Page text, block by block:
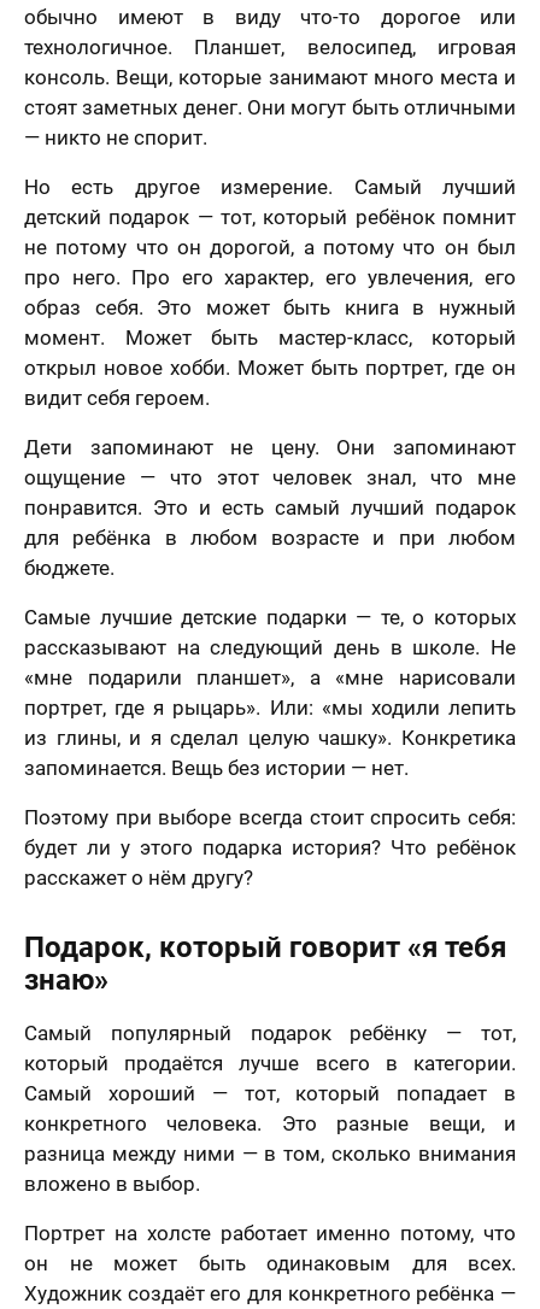
обычно имеют в виду что-то дорогое или
технологичное. Планшет, велосипед, игровая
консоль. Вещи, которые занимают много места и
стоят заметных денег. Они могут быть отличными
— никто не спорит.
Но есть другое измерение. Самый лучший
детский подарок — тот, который ребёнок помнит
не потому что он дорогой, а потому что он был
про него. Про его характер, его увлечения, его
образ себя. Это может быть книга в нужный
момент. Может быть мастер-класс, который
открыл новое хобби. Может быть портрет, где он
видит себя героем.
Дети запоминают не цену. Они запоминают
ощущение — что этот человек знал, что мне
понравится. Это и есть самый лучший подарок
для ребёнка в любом возрасте и при любом
бюджете.
Самые лучшие детские подарки — те, о которых
рассказывают на следующий день в школе. Не
«мне подарили планшет», а «мне нарисовали
портрет, где я рыцарь». Или: «мы ходили лепить
из глины, и я сделал целую чашку». Конкретика
запоминается. Вещь без истории — нет.
Поэтому при выборе всегда стоит спросить себя:
будет ли у этого подарка история? Что ребёнок
расскажет о нём другу?
Подарок, который говорит «я тебя
знаю»
Самый популярный подарок ребёнку — тот,
который продаётся лучше всего в категории.
Самый хороший — тот, который попадает в
конкретного человека. Это разные вещи, и
разница между ними — в том, сколько внимания
вложено в выбор.
Портрет на холсте работает именно потому, что
он не может быть одинаковым для всех.
Художник создаёт его для конкретного ребёнка —